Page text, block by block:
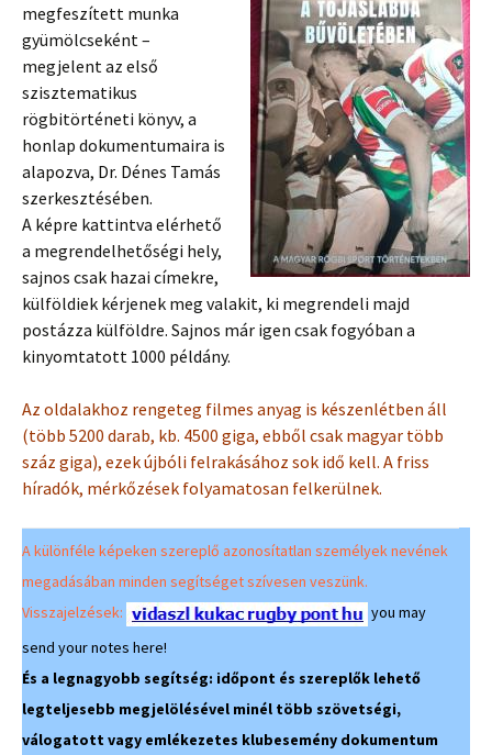
megfeszített munka
gyümölcseként –
megjelent az első
szisztematikus
rögbitörténeti könyv, a
honlap dokumentumaira is
alapozva, Dr. Dénes Tamás
szerkesztésében.
A képre kattintva elérhető
a megrendelhetőségi hely,
sajnos csak hazai címekre,
külföldiek kérjenek meg valakit, ki megrendeli majd
postázza külföldre. Sajnos már igen csak fogyóban a
kinyomtatott 1000 példány.
Az oldalakhoz rengeteg filmes anyag is készenlétben áll
(több 5200 darab, kb. 4500 giga, ebből csak magyar több
száz giga), ezek újbóli felrakásához sok idő kell. A friss
híradók, mérkőzések folyamatosan felkerülnek.
A különféle képeken szereplő azonosítatlan személyek nevének
megadásában minden segítséget szívesen veszünk.
Visszajelzések:
you may
send your notes here!
És a legnagyobb segítség: időpont és szereplők lehető
legteljesebb megjelölésével minél több szövetségi,
válogatott vagy emlékezetes klubesemény dokumentum